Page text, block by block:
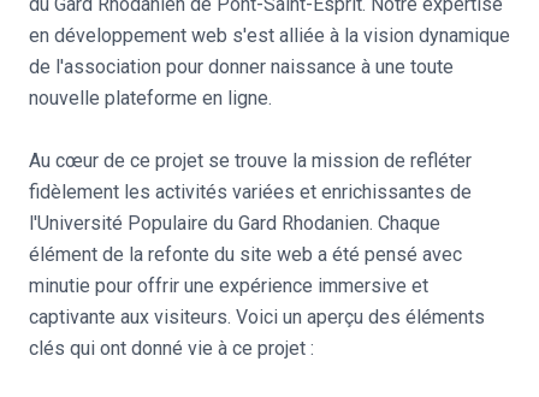
en développement web s'est alliée à la vision dynamique
de l'association pour donner naissance à une toute
nouvelle plateforme en ligne.
Au cœur de ce projet se trouve la mission de refléter
fidèlement les activités variées et enrichissantes de
l'Université Populaire du Gard Rhodanien. Chaque
élément de la refonte du site web a été pensé avec
minutie pour offrir une expérience immersive et
captivante aux visiteurs. Voici un aperçu des éléments
clés qui ont donné vie à ce projet :